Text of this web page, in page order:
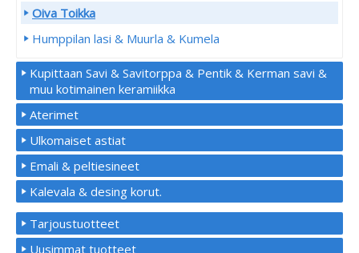
Oiva Toikka
Humppilan lasi & Muurla & Kumela
Kupittaan Savi & Savitorppa & Pentik & Kerman savi &
muu kotimainen keramiikka
Aterimet
Ulkomaiset astiat
Emali & peltiesineet
Kalevala & desing korut.
Tarjoustuotteet
Uusimmat tuotteet